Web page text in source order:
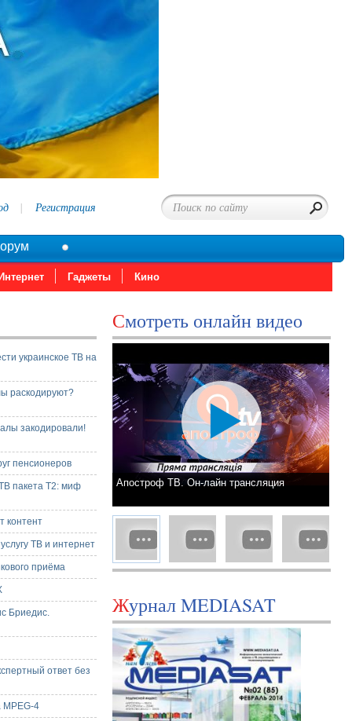
Регистрация
Интернет Гаджеты Кино
Смотреть онлайн видео
Апостроф ТВ. Он-лайн трансляция
Журнал MEDIASAT
украинское ТВ на
раскодируют?
закодировали!
пенсионеров
пакета Т2: миф
контент
ТВ и интернет
приёма
Бриедис.
ответ без
MPEG-4